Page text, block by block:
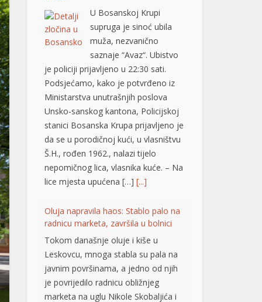
muža, nezvanično
saznaje “Avaz“. Ubistvo
je policiji prijavljeno u 22:30 sati.
Podsjećamo, kako je potvrđeno iz
Ministarstva unutrašnjih poslova
Unsko-sanskog kantona, Policijskoj
stanici Bosanska Krupa prijavljeno je
da se u porodičnoj kući, u vlasništvu
Š.H., rođen 1962., nalazi tijelo
nepomičnog lica, vlasnika kuće. – Na
lice mjesta upućena […] [...]
Oluja napravila haos: Stablo palo na
Tokom današnje oluje i kiše u
Leskovcu, mnoga stabla su pala na
javnim površinama, a jedno od njih
je povrijedilo radnicu obližnjeg
marketa na uglu Nikole Skobaljića i
Radničke ulice, potvrđeno je
Jugmedii u Hitnoj pomoći. Riječ je o